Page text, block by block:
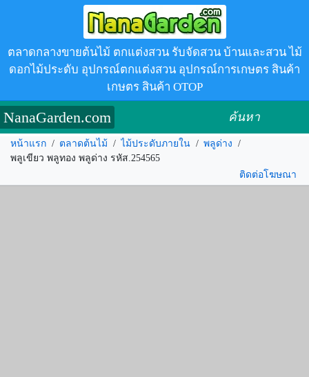
ตลาดกลางขายต้นไม้ ตกแต่งสวน รับจัดสวน บ้านและสวน ไม้
ดอกไม้ประดับ อุปกรณ์ตกแต่งสวน อุปกรณ์การเกษตร สินค้า
เกษตร สินค้า OTOP
NanaGarden.com ค้นหา
หน้าแรก / ตลาดต้นไม้ / ไม้ประดับภายใน / พลูด่าง /
พลูเขียว พลูทอง พลูด่าง รหัส.254565
ติดต่อโฆษณา